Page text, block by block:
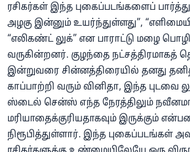
ரசிகர்கள் இந்த புகைப்படங்களைப்
அழகு இன்னும் உயர்ந்துள்ளது”,
“எலிகண்ட் லுக்” என பாராட்டு மழை
வருகின்றனர். குழந்தை நட்சத்திரமாகத்
இன்றுவரை சின்னத்திரையில் தனது
காப்பாற்றி வரும் வினிதா, இந்த புடவை
ஸ்டைல் சென்ஸ் எந்த நேரத்திலும்
மரியாதைக்குரியதாகவும் இருக்கும்
நிரூபித்துள்ளார். இந்த புகைப்படங்கள்